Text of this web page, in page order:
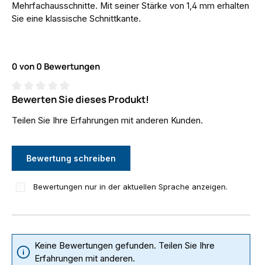
Mehrfachausschnitte. Mit seiner Stärke von 1,4 mm erhalten
Sie eine klassische Schnittkante.
0 von 0 Bewertungen
Durchschnittliche Bewertung von 0 von 5 Sternen
Bewerten Sie dieses Produkt!
Teilen Sie Ihre Erfahrungen mit anderen Kunden.
Bewertung schreiben
Bewertungen nur in der aktuellen Sprache anzeigen.
Keine Bewertungen gefunden. Teilen Sie Ihre
Erfahrungen mit anderen.